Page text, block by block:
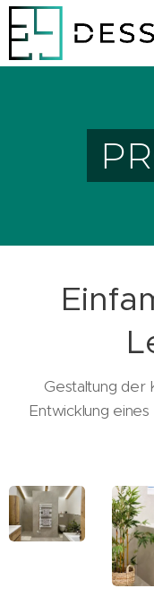
Gestaltung der
Entwicklung